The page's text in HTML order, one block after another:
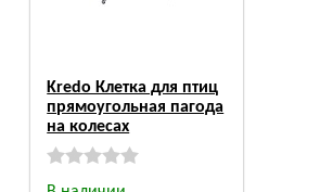
Kredo Клетка для птиц
прямоугольная пагода
на колесах